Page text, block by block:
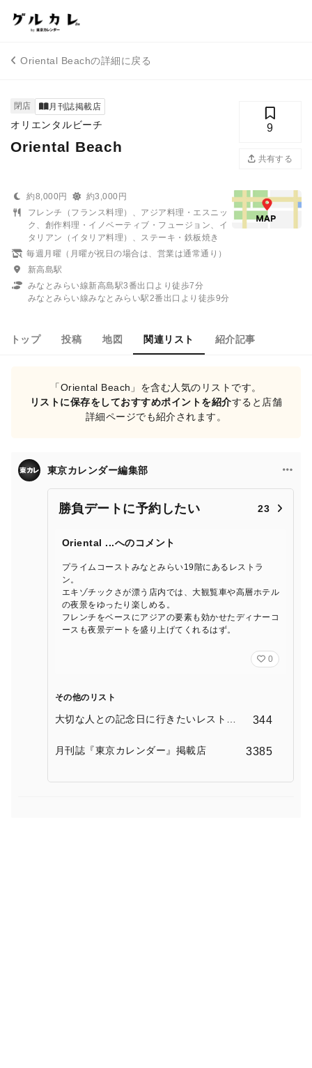
Oriental Beachの詳細に戻る
閉店 月刊誌掲載店
オリエンタルビーチ
Oriental Beach
9
共有する
約8,000円
約3,000円
フレンチ（フランス料理）、アジア料理・エスニッ
ク、創作料理・イノベーティブ・フュージョン、イ
タリアン（イタリア料理）、ステーキ・鉄板焼き
毎週月曜（月曜が祝日の場合は、営業は通常通り）
新高島駅
みなとみらい線新高島駅3番出口より徒歩7分
みなとみらい線みなとみらい駅2番出口より徒歩9分
トップ 投稿 地図 関連リスト 紹介記事
「Oriental Beach」を含む人気のリストです。
リストに保存をしておすすめポイントを紹介すると店舗
詳細ページでも紹介されます。
東京カレンダー編集部
勝負デートに予約したい 23
Oriental ...へのコメント
プライムコーストみなとみらい19階にあるレストラ
ン。
エキゾチックさが漂う店内では、大観覧車や高層ホテル
の夜景をゆったり楽しめる。
フレンチをベースにアジアの要素も効かせたディナーコ
ースも夜景デートを盛り上げてくれるはず。
0
その他のリスト
大切な人との記念日に行きたいレストラ
344
月刊誌『東京カレンダー』掲載店 3385